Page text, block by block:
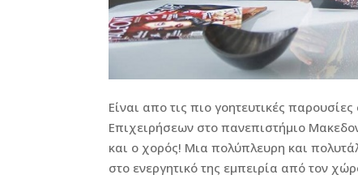
Είναι απο τις πιο γοητευτικές
Επιχειρήσεων στο πανεπιστήμιο
και ο χορός! Μια πολύπλευρη και
στο ενεργητικό της εμπειρία από τον